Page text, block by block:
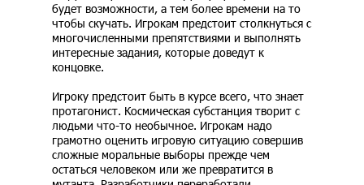
будет возможности, а тем более времени на то
чтобы скучать. Игрокам предстоит столкнуться с
многочисленными препятствиями и выполнять
интересные задания, которые доведут к
концовке.
Игроку предстоит быть в курсе всего, что знает
протагонист. Космическая субстанция творит с
людьми что-то необычное. Игрокам надо
грамотно оценить игровую ситуацию совершив
сложные моральные выборы прежде чем
остаться человеком или же превратится в